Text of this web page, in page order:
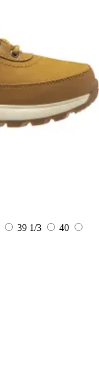
39 1/3
40